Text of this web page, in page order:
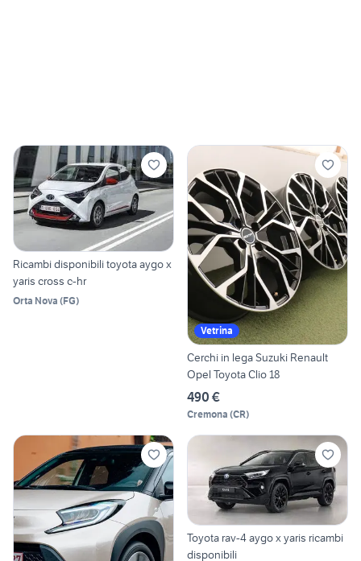
Ricambi disponibili toyota aygo x
yaris cross c-hr
Orta Nova (FG)
Vetrina
Cerchi in lega Suzuki Renault
Opel Toyota Clio 18
490 €
Cremona (CR)
Toyota rav-4 aygo x yaris ricambi
disponibili